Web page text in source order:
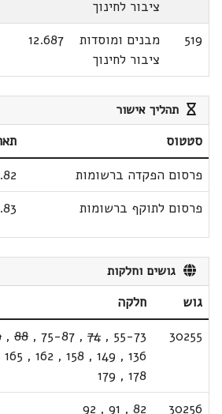
ציבור לחינוך
519
מבנים ומוסדות
ציבור לחינוך
12.687
תהליך אישור
סטטוס
פרסום הפקדה ברשומות
פרסום לתוקף ברשומות
גושים וחלקות
גוש
חלקה
30255
55-73
,
74
,
75-87
,
88
,
136
,
149
,
158
,
162
,
165
178
,
179
30256
82
,
91
,
92